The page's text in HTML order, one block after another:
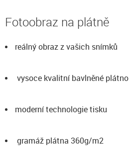
Fotoobraz na plátně
reálný obraz z vašich snímků
vysoce kvalitní bavlněné plátno
moderní technologie tisku
gramáž plátna 360g/m2